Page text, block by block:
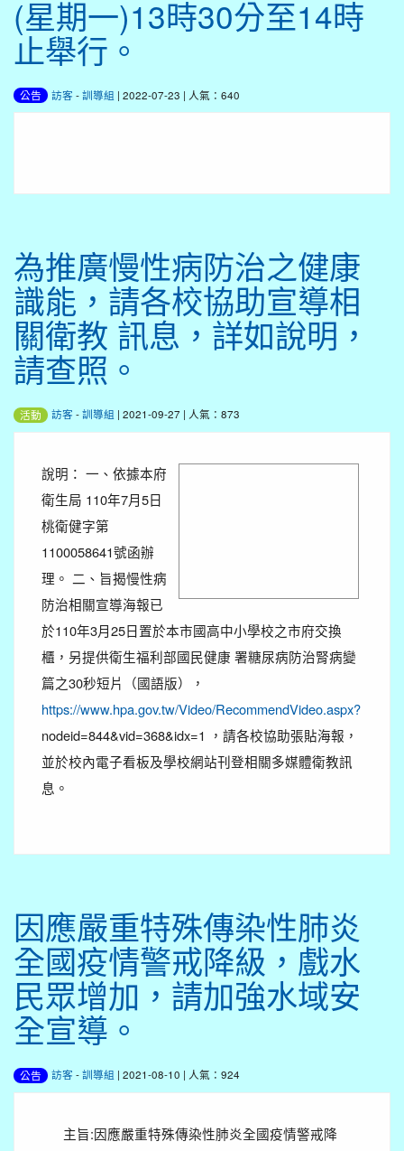
(星期一)13時30分至14時
止舉行。
公告 訪客 -訓導組 | 2022-07-23 | 人氣：640
為推廣慢性病防治之健康
識能，請各校協助宣導相
關衛教 訊息，詳如說明，
請查照。
活動 訪客 -訓導組 | 2021-09-27 | 人氣：873
說明： 一、依據本府
衛生局 110年7月5日
桃衛健字第
1100058641號函辦
理。 二、旨揭慢性病
防治相關宣導海報已
於110年3月25日置於本市國高中小學校之市府交換
櫃，另提供衛生福利部國民健康 署糖尿病防治腎病變
篇之30秒短片（國語版），
https://www.hpa.gov.tw/Video/RecommendVideo.aspx?
nodeid=844&vid=368&idx=1 ，請各校協助張貼海報，
並於校內電子看板及學校網站刊登相關多媒體衛教訊
息。
因應嚴重特殊傳染性肺炎
全國疫情警戒降級，戲水
民眾增加，請加強水域安
全宣導。
公告 訪客 -訓導組 | 2021-08-10 | 人氣：924
主旨:因應嚴重特殊傳染性肺炎全國疫情警戒降